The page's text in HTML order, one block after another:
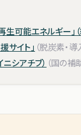
生可能エネルギー」
サイト」 （脱炭素・
シアチブ） （国の補